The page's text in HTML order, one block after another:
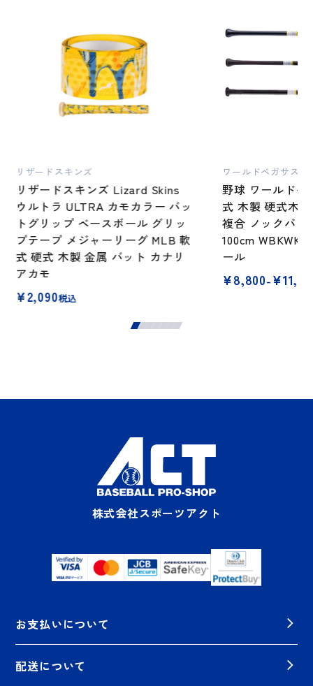
リザードスキンズ
リザードスキンズ Lizard Skins
ウルトラ ULTRA カモカラー バッ
トグリップ ベースボール グリッ
プテープ メジャーリーグ MLB 軟
式 硬式 木製 金属 バット カナリ
アカモ
¥2,090税込
ワールドペガサス
野球 ワールドペ
式 木製 硬式木
複合 ノックバッ
100cm
ール
¥8,800– ¥
価
株式会社スポーツアクト
お支払いについて
配送について